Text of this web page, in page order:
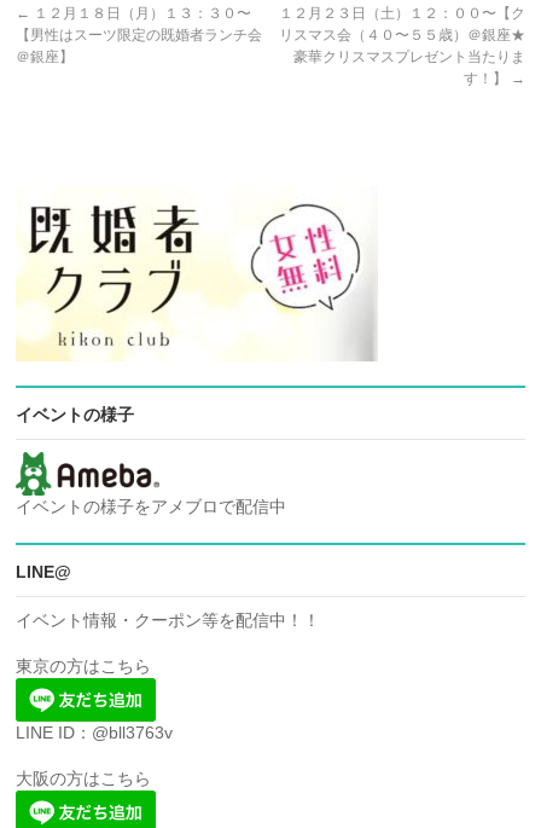
← １２月１８日（月）１３：３０〜
【男性はスーツ限定の既婚者ランチ会
＠銀座】
１２月２３日（土）１２：００〜【ク
リスマス会（４０〜５５歳）＠銀座★
豪華クリスマスプレゼント当たりま
す！】
→
イベントの様子
イベントの様子をアメブロで配信中
LINE@
イベント情報・クーポン等を配信中！！
東京の方はこちら
LINE ID：@bll3763v
大阪の方はこちら